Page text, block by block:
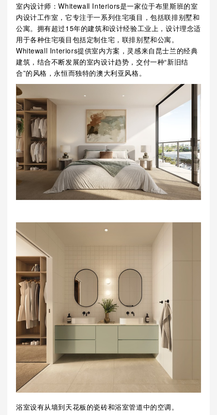
室内设计师：Whitewall Interiors是一家位于布里斯班的室
内设计工作室，它专注于一系列住宅项目，包括联排别墅和
公寓。拥有超过15年的建筑和设计经验工业上，设计理念适
用于各种住宅项目包括定制住宅，联排别墅和公寓。
Whitewall Interiors提供室内方案，灵感来自昆士兰的经典
建筑，结合不断发展的室内设计趋势，交付一种“新旧结
合”的风格，永恒而独特的澳大利亚风格。
浴室设有从墙到天花板的瓷砖和浴室管道中的空调。